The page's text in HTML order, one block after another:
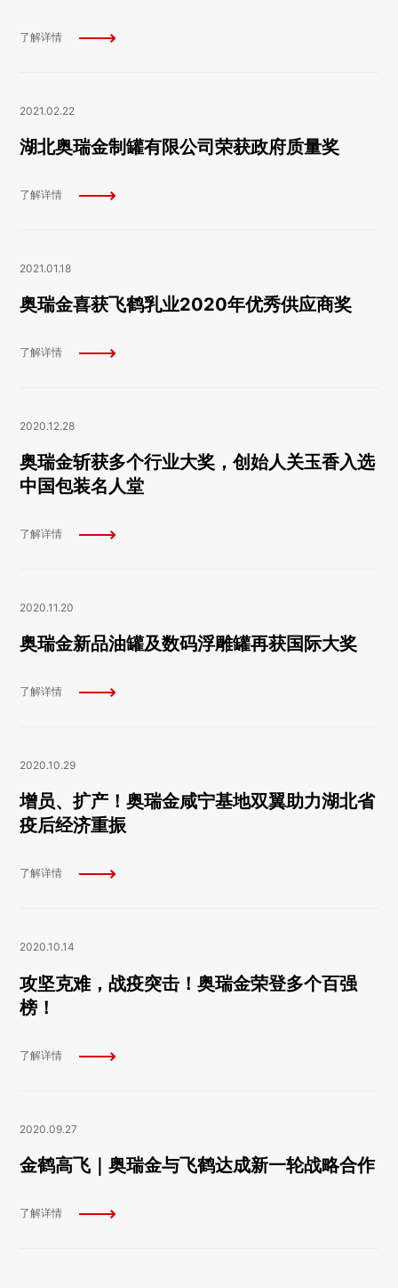
了解详情
2021.02.22
湖北奥瑞金制罐有限公司荣获政府质量奖
了解详情
2021.01.18
奥瑞金喜获飞鹤乳业2020年优秀供应商奖
了解详情
2020.12.28
奥瑞金斩获多个行业大奖，创始人关玉香入选
中国包装名人堂
了解详情
2020.11.20
奥瑞金新品油罐及数码浮雕罐再获国际大奖
了解详情
2020.10.29
增员、扩产！奥瑞金咸宁基地双翼助力湖北省
疫后经济重振
了解详情
2020.10.14
攻坚克难，战疫突击！奥瑞金荣登多个百强
榜！
了解详情
2020.09.27
金鹤高飞｜奥瑞金与飞鹤达成新一轮战略合作
了解详情